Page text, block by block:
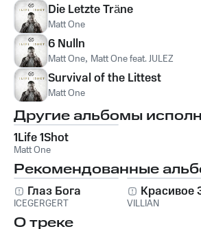
Die Letzte Träne
Matt One
6 Nulln
Matt One, Matt One feat. JULEZ
Survival of the Littest
Matt One
Другие альбомы
1Life 1Shot
Matt One
Рекомендованные
Глаз Бога
ICEGERGERT
Красивое
VILLIAN
О треке